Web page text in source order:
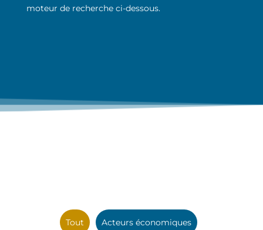
moteur de recherche ci-dessous.
Tout Acteurs économiques